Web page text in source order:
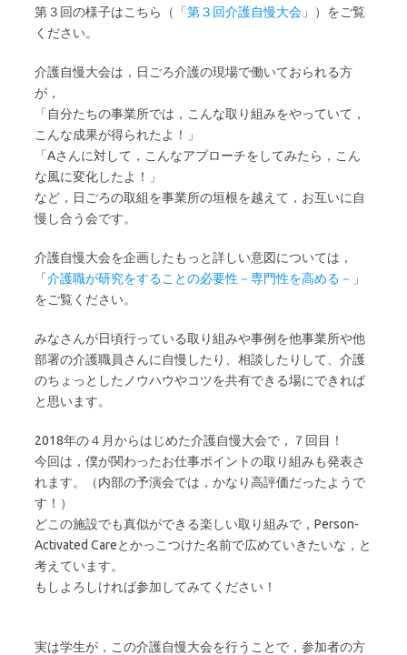
第３回の様子はこちら（「第３回介護自慢大会 」）をご覧
ください。
介護自慢大会は，日ごろ介護の現場で働いておられる方
が，
「自分たちの事業所では，こんな取り組みをやっていて，
こんな成果が得られたよ！」
「Aさんに対して，こんなアプローチをしてみたら，こん
な風に変化したよ！」
など，日ごろの取組を事業所の垣根を越えて，お互いに自
慢し合う会です。
介護自慢大会を企画したもっと詳しい意図については，
「介護職が研究をすることの必要性－専門性を高める－ 」
をご覧ください。
みなさんが日頃行っている取り組みや事例を他事業所や他
部署の介護職員さんに自慢したり、相談したりして、介護
のちょっとしたノウハウやコツを共有できる場にできれば
と思います。
2018年の４月からはじめた介護自慢大会で，７回目！
今回は，僕が関わったお仕事ポイントの取り組みも発表さ
れます。（内部の予演会では，かなり高評価だったようで
す！）
どこの施設でも真似ができる楽しい取り組みで，Person-
Activated Careとかっこつけた名前で広めていきたいな，と
考えています。
もしよろしければ参加してみてください！
実は学生が，この介護自慢大会を行うことで，参加者の方